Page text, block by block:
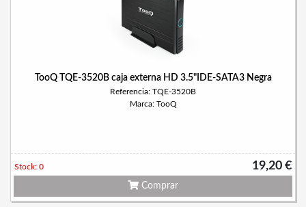
TooQ TQE-3520B caja externa HD 3.5"IDE-SATA3 Negra
Referencia: TQE-3520B
Marca: TooQ
19,20 €
Stock: 0
Comprar